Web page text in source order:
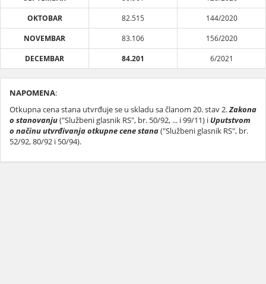
OKTOBAR
82.515
144/2020
NOVEMBAR
83.106
156/2020
DECEMBAR
84.201 6/2021
NAPOMENA:
Otkupna cena stana utvrđuje se u skladu sa članom 20. stav 2.Zakona
o stanovanju("Službeni glasnik RS", br. 50/92, ... i 99/11) i Uputstvom
o načinu utvrđivanja otkupne cene stana("Službeni glasnik RS", br.
52/92, 80/92 i 50/94).